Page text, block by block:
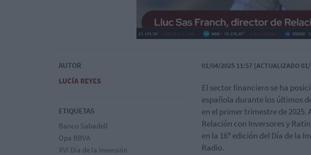
AUTOR
LUCÍA REYES
ETIQUETAS
Banco Sabadell
Opa BBVA
XVI Día de la Inversión
01/04/2025 11:57 (ACTUALIZADO
El sector financiero se ha
española durante los últimos
en el primer trimestre de 2025.
Relación con Inversores y
en la 16ª edición del Día de la
Radio.